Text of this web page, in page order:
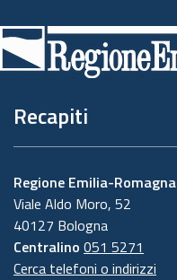
di
pagina
Recapiti
Regione Emilia-Romagna
Viale Aldo Moro, 52
40127 Bologna
Centralino 051 5271
Cerca telefoni o indirizzi